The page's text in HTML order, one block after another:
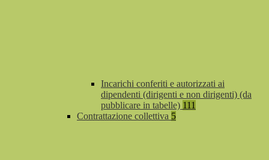
Incarichi conferiti e autorizzati ai
dipendenti (dirigenti e non dirigenti) (da
pubblicare in tabelle) 111
Contrattazione collettiva 5